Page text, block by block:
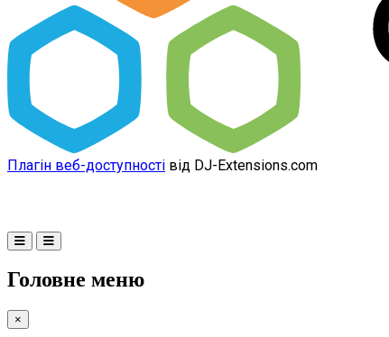
Плагін веб-доступності від DJ-Extensions.com
Головне меню
×